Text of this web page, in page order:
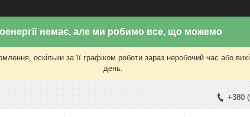
немає, але ми робимо все, що можемо
оскільки за її графіком роботи зараз неробочий час або
день.
+380